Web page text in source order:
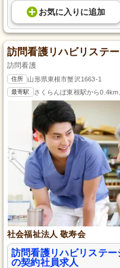
お気に入り に追加
訪問看護リハビリステ
訪問看護
住所 山形県東根市蟹沢1663-1
最寄駅 さくらんぼ東根駅から
社会福祉法人 敬寿会
訪問看護リハビリステ
の契約社員求人